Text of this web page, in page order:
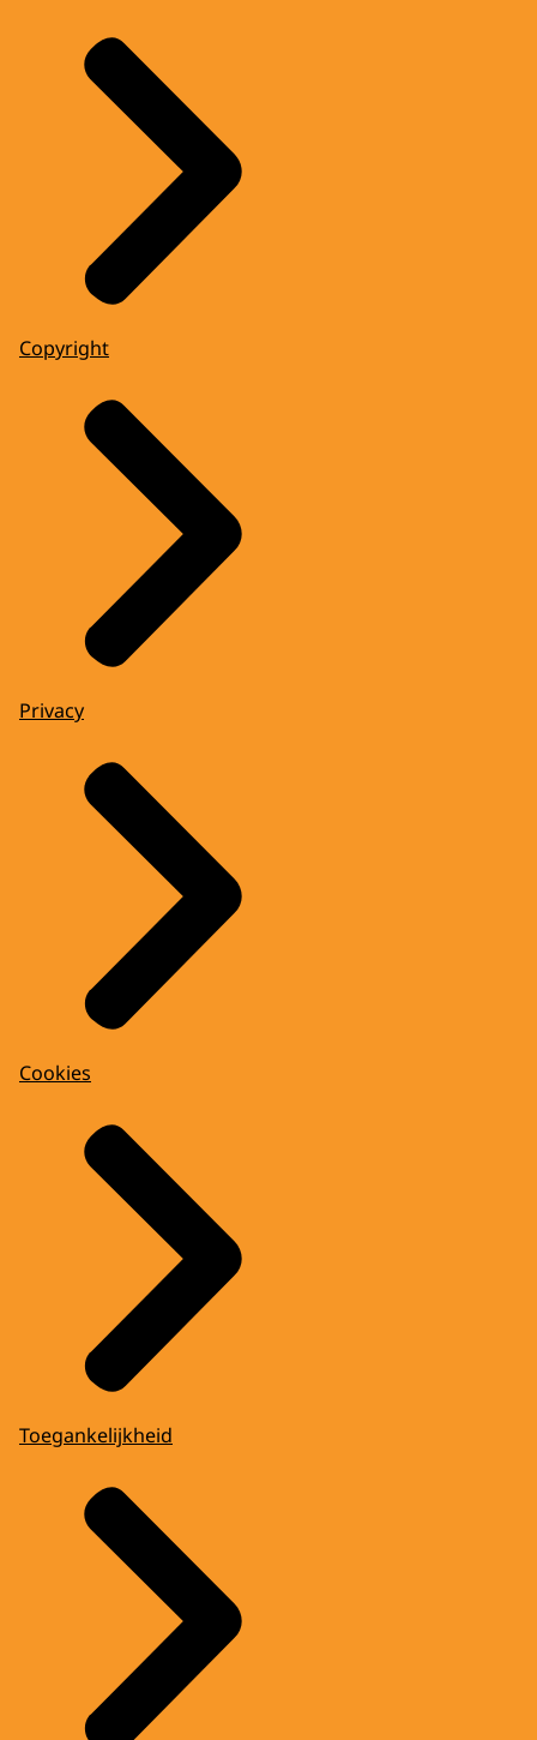
Copyright
Privacy
Cookies
Toegankelijkheid